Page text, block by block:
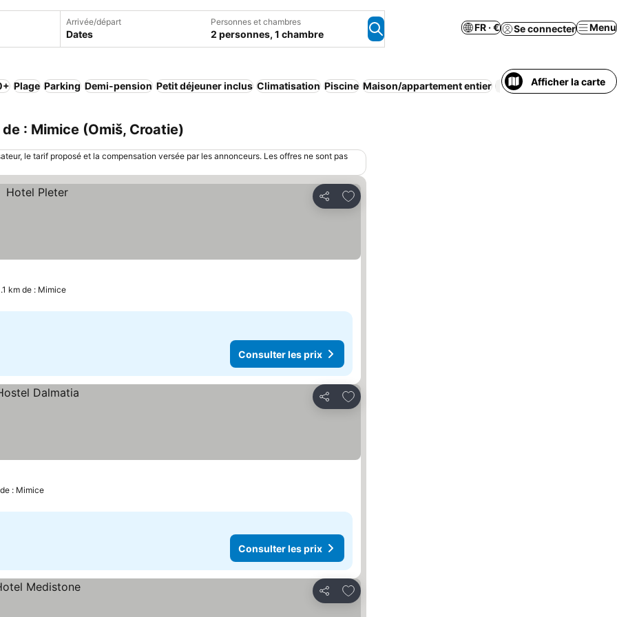
Arrivée/départ
Dates
Personnes et chambres
2 personnes, 1 chambre
FR · € Se connecter Menu
Plage Parking Demi-pension Petit déjeuner inclus Climatisation Piscine Maison/appartement entier Appart’hôtel
Afficher la carte
: Mimice (Omiš, Croatie)
le tarif proposé et la compensation versée par les annonceurs. Les offres ne sont pas
Partager
Ajouter à mes favoris
km de : Mimice
Consulter les prix
Partager
Ajouter à mes favoris
: Mimice
Consulter les prix
Partager
Ajouter à mes favoris